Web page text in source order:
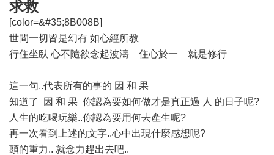
求救
[color=&#35;8B008B]
世間一切皆是幻有 如心經所教
行住坐臥 心不隨欲念起波濤 住心於一 就是修行
這一句..代表所有的事的 因 和 果
知道了 因 和 果 你認為要如何做才是真正過 人 的日子呢?
人生的吃喝玩樂..你認為要用何去產生呢?
再一次看到上述的文字..心中出現什麼感想呢?
頭的重力.. 就念力趕出去吧..